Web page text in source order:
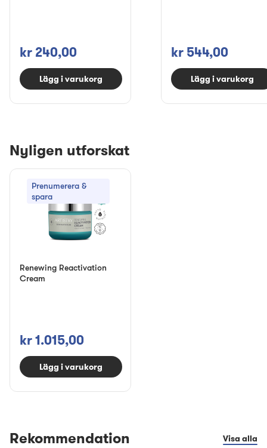
kr 240,00
Lägg i varukorg
kr 544,00
Lägg i varukorg
Nyligen utforskat
Prenumerera &
spara
Renewing Reactivation
Cream
kr 1.015,00
Lägg i varukorg
Rekommendation Visa alla